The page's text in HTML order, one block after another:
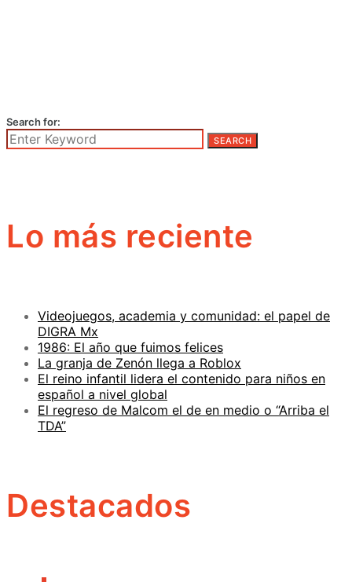
Search for:
SEARCH
Lo más reciente
Videojuegos, academia y comunidad: el papel de
DIGRA Mx
1986: El año que fuimos felices
La granja de Zenón llega a Roblox
El reino infantil lidera el contenido para niños en
español a nivel global
El regreso de Malcom el de en medio o “Arriba el
TDA”
Destacados